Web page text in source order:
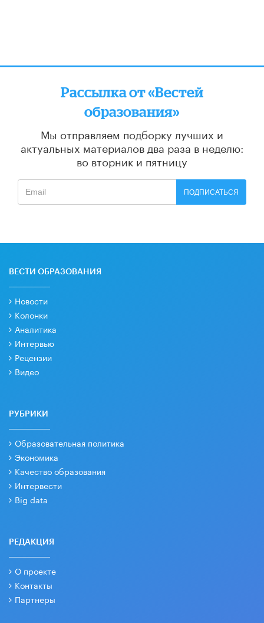
Рассылка от «Вестей
образования»
Мы отправляем подборку лучших и
актуальных материалов два раза в неделю:
во вторник и пятницу
ПОДПИСАТЬСЯ
ВЕСТИ ОБРАЗОВАНИЯ
Новости
Колонки
Аналитика
Интервью
Рецензии
Видео
РУБРИКИ
Образовательная политика
Экономика
Качество образования
Интервести
Big data
РЕДАКЦИЯ
О проекте
Контакты
Партнеры